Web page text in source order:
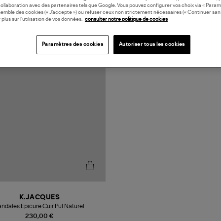
230,00 €
K.JACQUES
Epicure Cuir Pul Naturel
avec des partenaires tels que Google. Vous pouvez configurer vos choix via «
des cookies (« J’accepte ») ou refuser ceux non strictement nécessaires (« Continuer
plus sur l’utilisation de vos données,
consulter notre politique de cookies
Paramètres des cookies Autoriser tous les cookies